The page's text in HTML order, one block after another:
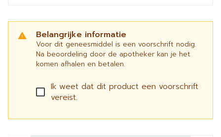
Belangrijke informatie
Voor dit geneesmiddel is een voorschrift nodig.
Na beoordeling door de apotheker kan je het
komen afhalen en betalen.
Ik weet dat dit product een voorschrift
vereist.